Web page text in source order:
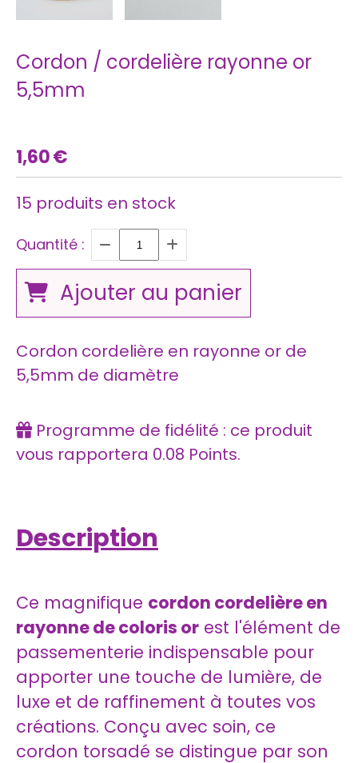
Cordon / cordelière rayonne or
5,5mm
1,60€
15 produits en stock
Quantité :
Ajouter au panier
Cordon cordelière en rayonne or de
5,5mm de diamètre
Programme de fidélité : ce produit
vous rapportera 0.08 Points.
Description
Ce magnifique cordon cordelière en
rayonne de coloris or est l'élément de
passementerie indispensable pour
apporter une touche de lumière, de
luxe et de raffinement à toutes vos
créations. Conçu avec soin, ce
cordon torsadé se distingue par son